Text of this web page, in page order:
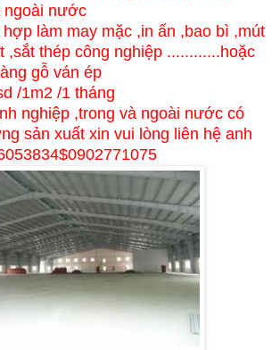
ngoài nước
làm may mặc ,in ấn ,bao bì ,mút
,sắt thép công nghiệp ............hoặc
gỗ ván ép
/1m2 /1 tháng
nghiệp ,trong và ngoài nước có
sản xuất xin vui lòng liên hệ anh